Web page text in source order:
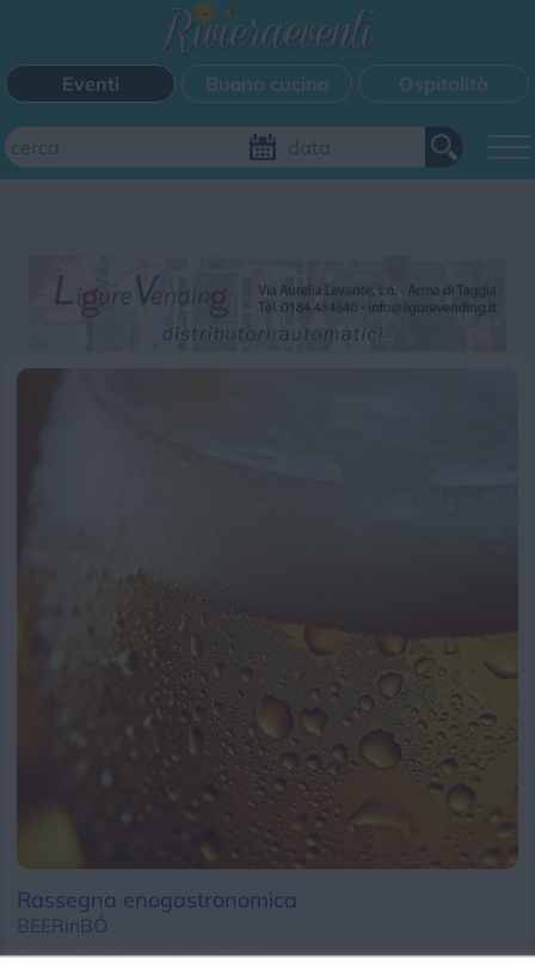
Eventi Buona cucina Ospitalità
FILTRI EVENTI
Chi siamo Privacy e Cookie
Rassegna enogastronomica
BEERinBÓ